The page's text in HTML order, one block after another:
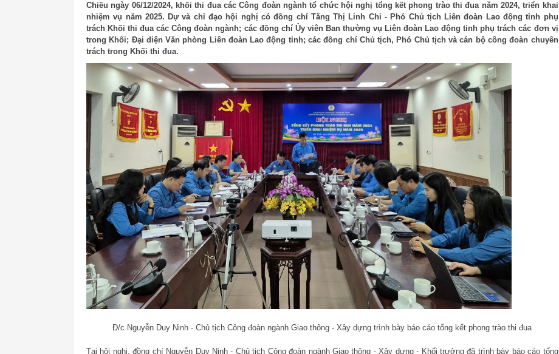
Chiều ngày 06/12/2024, khối thi đua các Công đoàn ngành tổ chức hội nghị tổng kết phong trào thi đua năm 2024, triển khai
nhiệm vụ năm 2025. Dự và chỉ đạo hội nghị có đồng chí Tăng Thị Linh Chi - Phó Chủ tịch Liên đoàn Lao động tỉnh phụ
trách Khối thi đua các Công đoàn ngành; các đồng chí Ủy viên Ban thường vụ Liên đoàn Lao động tỉnh phụ trách các đơn vị
trong Khối; Đại diện Văn phòng Liên đoàn Lao động tỉnh; các đồng chí Chủ tịch, Phó Chủ tịch và cán bộ công đoàn chuyên
trách trong Khối thi đua.
Đ/c Nguyễn Duy Ninh - Chủ tịch Công đoàn ngành Giao thông - Xây dựng trình bày báo cáo tổng kết phong trào thi đua
Tại hội nghị, đồng chí Nguyễn Duy Ninh - Chủ tịch Công đoàn ngành Giao thông - Xây dựng - Khối trưởng đã trình bày báo cáo tổng